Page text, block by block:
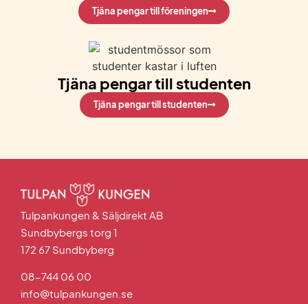
Tjäna pengar till föreningen
Tjäna pengar till studenten
Tjäna pengar till studenten
Tulpankungen & Säljdirekt AB
Sundbybergs torg 1
172 67 Sundbyberg
08-744 06 00
info@tulpankungen.se